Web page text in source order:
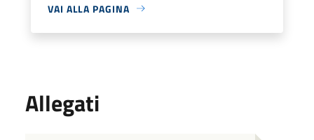
VAI ALLA PAGINA
Allegati